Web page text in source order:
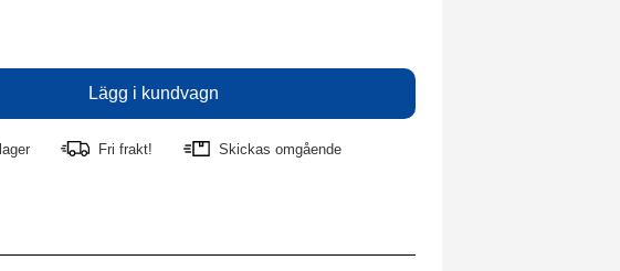
lager Fri frakt! Skickas omgående